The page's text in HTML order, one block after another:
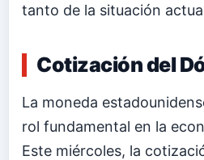
tanto de la situación
Cotización del
La moneda
rol fundamental en la
Este miércoles, la